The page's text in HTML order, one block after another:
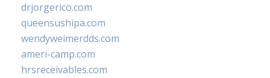
drjorgerico.com
queensushipa.com
wendyweimerdds.com
ameri-camp.com
hrsreceivables.com